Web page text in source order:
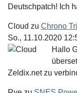
Deutschpatch! Ich
Cloud zu Chrono
So., 11.10.2020
Hallo
Zeldix.net zu